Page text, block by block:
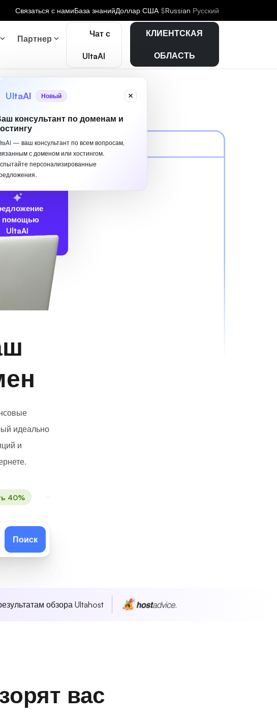
Связаться с намиБаза знанийДоллар США $Russian Русский
Партнер Чат с
UltaAI
UltaAI Новый
консультант по доменам и
— ваш консультант по всем вопросам,
с доменом или хостингом.
персонализированные
КЛИЕНТСКАЯ
ОБЛАСТЬ
помощью
UltaAI
идеально
и
40%
Поиск
обзора Ultahost
вас